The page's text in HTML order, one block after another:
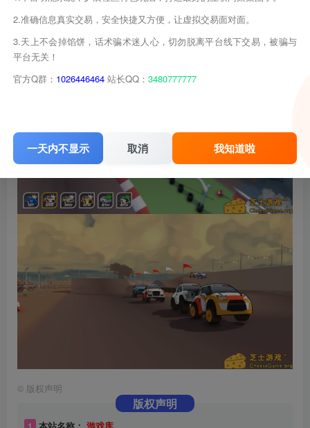
© 版权声明
版权声明
2.准确信息真实交易，安全快捷又方便，让虚拟交易面对面。
3.天上不会掉馅饼，话术骗术迷人心，切勿脱离平台线下交易，被骗与
平台无关！
官方Q群： 1026446464 站长QQ： 3480777777
一天内不显示 取消 我知道啦